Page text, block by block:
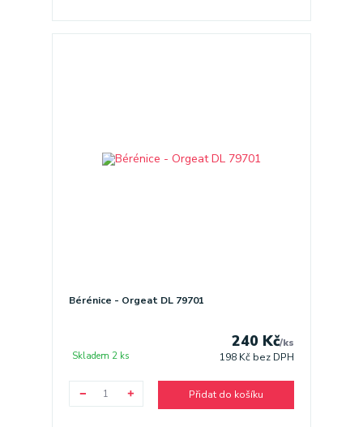
Bérénice - Orgeat DL 79701
240 Kč/ks
198 Kč bez DPH
Skladem 2 ks
Přidat do košíku